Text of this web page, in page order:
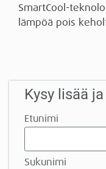
SmartCool-
lämpöä pois
Kysy lisää
Etunimi
Sukunimi